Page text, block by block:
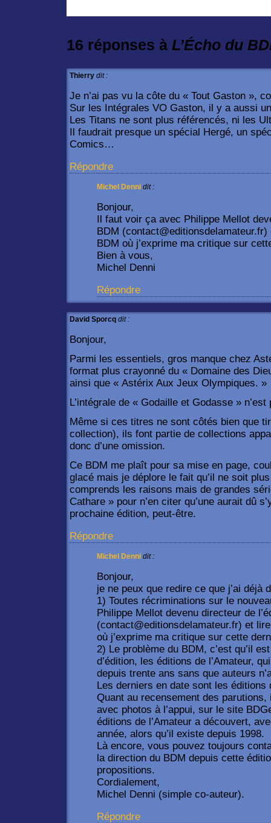
16 réponses à L’Écho du
Thierry dit :
Je n’ai pas vu la côte du « Tout Gaston »,
Sur les Intégrales VO Gaston, il y a aussi
Les Titans ne sont plus référencés, ni les
Il faudrait presque un spécial Hergé, un
Comics…
Répondre
Michel Denni dit :
Bonjour,
Il faut voir ça avec Philippe Mellot
BDM
BDM où j’exprime ma critique sur
Bien à vous,
Michel Denni
Répondre
David Sporcq dit :
Bonjour,
Parmi les essentiels, gros manque chez
format plus crayonné du « Domaine des
ainsi que « Astérix Aux Jeux Olympiques. »
L’intégrale de « Godaille et Godasse »
Même si ces titres ne sont côtés bien que
collection), ils font partie de collections
donc d’une omission.
Ce BDM me plaît pour sa mise en page,
glacé mais je déplore le fait qu’il ne soit
comprends les raisons mais de grandes
Cathare » pour n’en citer qu’une aurait dû
prochaine édition, peut-être.
Répondre
Michel Denni dit :
Bonjour,
je ne peux que redire ce que j’ai déjà
1) Toutes récriminations sur le
Philippe Mellot devenu directeur de
(contact@editionsdelamateur.fr) et
où j’exprime ma critique sur cette
2) Le problème du BDM, c’est qu’il
d’édition, les éditions de l’Amateur,
depuis trente ans sans que auteurs
Les derniers en date sont les éditions
Quant au recensement des
avec photos à l’appui, sur le site
éditions de l’Amateur a découvert,
année, alors qu’il existe depuis 1998.
Là encore, vous pouvez toujours
la direction du BDM depuis cette
propositions.
Cordialement,
Michel Denni (simple co-auteur).
Répondre